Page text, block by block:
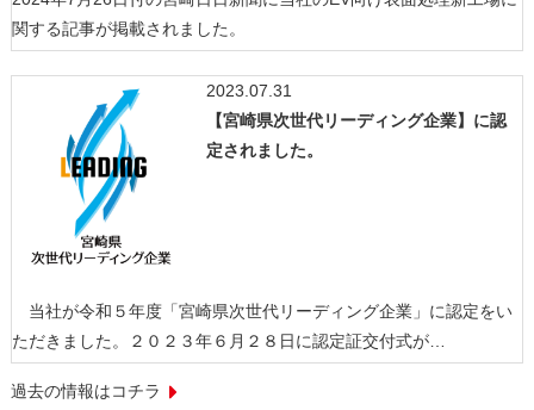
関する記事が掲載されました。
2023.07.31
【宮崎県次世代リーディング企業】に認
定されました。
当社が令和５年度「宮崎県次世代リーディング企業」に認定をい
ただきました。２０２３年６月２８日に認定証交付式が…
過去の情報はコチラ